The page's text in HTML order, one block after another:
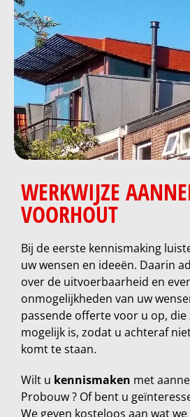
WERKWIJZE
VOORHOUT
Bij de eerste kennismaking
uw wensen en ideeën. Daarin
over de uitvoerbaarheid en
onmogelijkheden van uw
passende offerte voor u op,
mogelijk is, zodat u achteraf
komt te staan.
Wilt u kennismaken met
Probouw ? Of bent u
We geven kosteloos aan wat